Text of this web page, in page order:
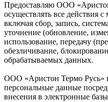
Предоставляю ООО
осуществлять все действия
включая сбор, запись,
уточнение (обновление,
использование, передачу
обезличивание,
обрабатываемых данных.
ООО «Аристон Термо Русь»
персональные данные
внесения в электронные